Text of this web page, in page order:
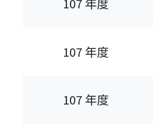
107 年度
107 年度